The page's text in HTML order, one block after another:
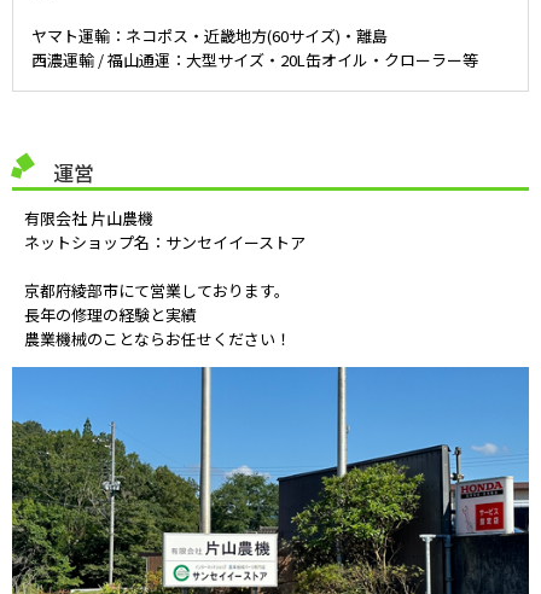
ヤマト運輸：ネコポス・近畿地方(60サイズ)・離島
西濃運輸 / 福山通運：大型サイズ・20L缶オイル・クローラー等
運営
有限会社 片山農機
ネットショップ名：サンセイイーストア
京都府綾部市にて営業しております。
長年の修理の経験と実績
農業機械のことならお任せください！